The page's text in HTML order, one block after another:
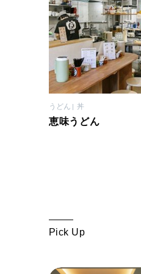
うどん 丼
恵味うどん
Pick Up